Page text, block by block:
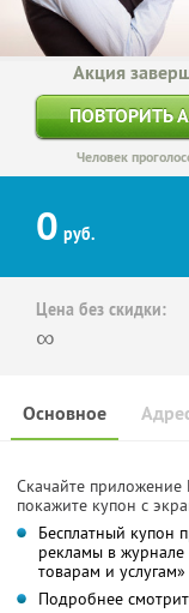
Акция
ПОВТОРИТЬ
Человек
0 руб.
Цена без скидки:
∞
Основное
Скачайте
покажите купон с
Бесплатный купон
рекламы в журнале
товарам и услугам»
Подробнее